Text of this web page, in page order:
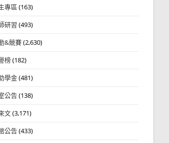
專區 (163)
研習 (493)
&競賽(2,630)
榜(182)
學金(481)
公告(138)
文(3,171)
公告(433)